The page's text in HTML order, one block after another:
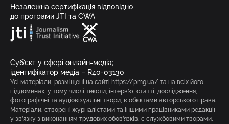
Незалежна сертифікація відповідно
до програми JTI та CWA
Суб’єкт у сфері онлайн-медіа;
ідентифікатор медіа – R40-03130
Усі матеріали, розміщені на сайті https://pmg.ua/ та на всіх його
піддоменах, у тому числі тексти, інтерв’ю, статті, дослідження,
фотографічні та аудіовізуальні твори, є об’єктами авторського права.
Матеріали, створені журналістами та іншими працівниками редакції
у зв’язку з виконанням трудових обов’язків, є службовими творами,